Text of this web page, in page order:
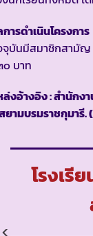
ารดำเนินโครงการ
บันมีสมาชิกสามัญ
บาท
งอ้างอิง : สำนักง
ยามบรมราชกุมารี. (
โรงเรี